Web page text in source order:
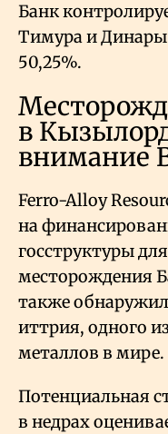
Банк
Тимура и Динары
50,25%.
в
внимание
Ferro-Alloy
на
госструктуры
месторождения
также
иттрия, одного
металлов в мире.
Потенциальная
в недрах